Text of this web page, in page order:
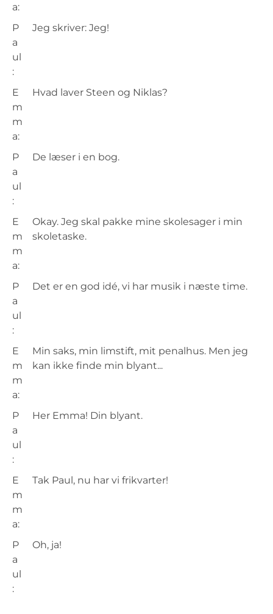
a:
P
a
ul
:
Jeg skriver: Jeg!
E
m
m
a:
Hvad laver Steen og Niklas?
P
a
ul
:
De læser i en bog.
E
m
m
a:
Okay. Jeg skal pakke mine skolesager i min
skoletaske.
P
a
ul
:
Det er en god idé, vi har musik i næste time.
E
m
m
a:
Min saks, min limstift, mit penalhus. Men jeg
kan ikke finde min blyant...
P
a
ul
:
Her Emma! Din blyant.
E
m
m
a:
Tak Paul, nu har vi frikvarter!
P
a
ul
:
Oh, ja!